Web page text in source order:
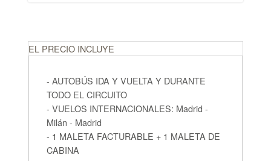
EL PRECIO INCLUYE
- AUTOBÚS IDA Y VUELTA Y DURANTE
TODO EL CIRCUITO
- VUELOS INTERNACIONALES: Madrid -
Milán - Madrid
- 1 MALETA FACTURABLE + 1 MALETA DE
CABINA